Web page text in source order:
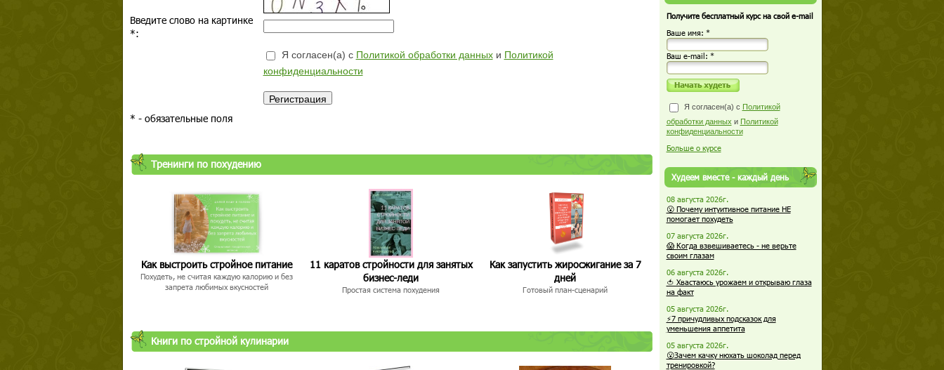
Введите слово на картинке
*:
Я согласен(а) с Политикой обработки данныхи Политикой
конфиденциальности
* - обязательные поля
Тренинги по похудению
Как выстроить стройное питание
Похудеть, не считая каждую калорию и без
запрета любимых вкусностей
11 каратов стройности для занятых
бизнес-леди
Простая система похудения
Как запустить жиросжигание за 7
дней
Готовый план-сценарий
Книги по стройной кулинарии
Получите бесплатный курс на свой e-mail
Ваше имя: *
Ваш е-mail: *
Я согласен(а) с Политикой
обработки данных и Политикой
конфиденциальности
Больше о курсе
Худеем вместе - каждый день
08 августа 2026г.
😮 Почему интуитивное питание НЕ
помогает похудеть
07 августа 2026г.
😱 Когда взвешиваетесь - не верьте
своим глазам
06 августа 2026г.
🍅 Хвастаюсь урожаем и открываю глаза
на факт
05 августа 2026г.
⚡7 причудливых подсказок для
уменьшения аппетита
05 августа 2026г.
😮Зачем качку нюхать шоколад перед
тренировкой?